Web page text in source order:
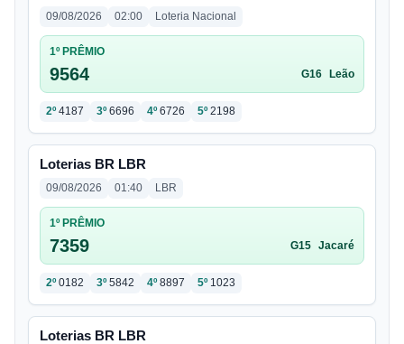
09/08/2026 02:00 Loteria Nacional
1º PRÊMIO
9564 G16 Leão
2º 4187 3º 6696 4º 6726 5º 2198
Loterias BR LBR
09/08/2026 01:40 LBR
1º PRÊMIO
7359 G15 Jacaré
2º 0182 3º 5842 4º 8897 5º 1023
Loterias BR LBR